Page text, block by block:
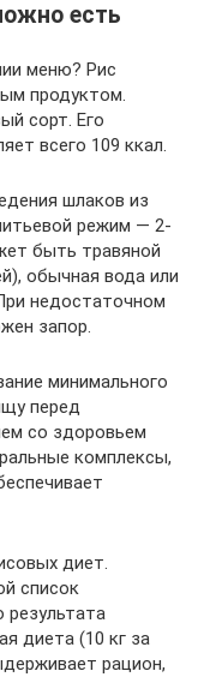
есть
меню? Рис
продуктом.
сорт. Его
всего 109 ккал.
шлаков из
режим — 2-
быть травяной
обычная вода или
недостаточном
запор.
минимального
перед
со здоровьем
комплексы,
диет.
список
результата
диета (10 кг за
рацион,